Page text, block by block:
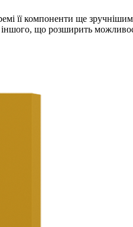
її компоненти ще
іншого, що розширить